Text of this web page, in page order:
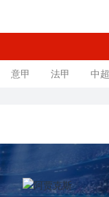
意甲 法甲 中超